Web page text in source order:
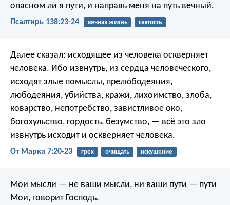
опасном ли я пути, и направь меня на путь вечный.
Псалтирь 138:23-24 вечная жизнь
святость
Далее сказал: исходящее из человека оскверняет
человека. Ибо извнутрь, из сердца человеческого,
исходят злые помыслы, прелюбодеяния,
любодеяния, убийства, кражи, лихоимство, злоба,
коварство, непотребство, завистливое око,
богохульство, гордость, безумство, — всё это зло
извнутрь исходит и оскверняет человека.
От Марка 7:20-23 грех очищать искушение
Мои мысли — не ваши мысли, ни ваши пути — пути
Мои, говорит Господь.